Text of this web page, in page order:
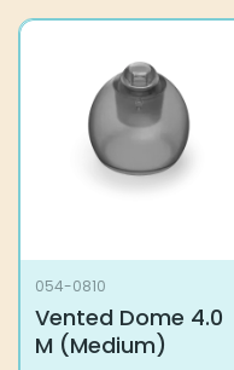
054-0810
Vented Dome 4.0
M (Medium)